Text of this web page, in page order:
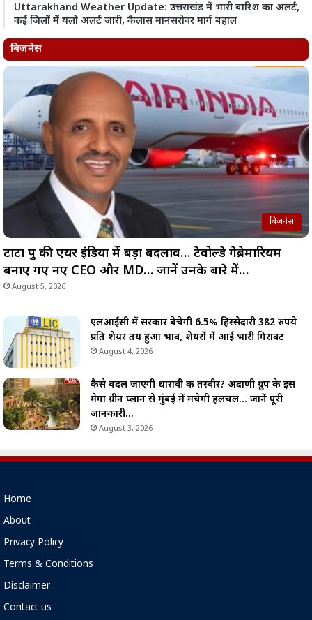
Uttarakhand Weather Update: उत्तराखंड में भारी बारिश का अलर्ट,
कई जिलों में यलो अलर्ट जारी, कैलास मानसरोवर मार्ग बहाल
बिज़नेस
बिज़नेस
टाटा ग्रुप की एयर इंडिया में बड़ा बदलाव… टेवोल्डे गेब्रेमारियम
बनाए गए नए CEO और MD… जानें उनके बारे में…
August 5, 2026
एलआईसी में सरकार बेचेगी 6.5% हिस्सेदारी 382 रुपये
प्रति शेयर तय हुआ भाव, शेयरों में आई भारी गिरावट
August 4, 2026
कैसे बदल जाएगी धारावी की तस्वीर? अदाणी ग्रुप के इस
मेगा ग्रीन प्लान से मुंबई में मचेगी हलचल… जानें पूरी
जानकारी…
August 3, 2026
Home
About
Privacy Policy
Terms & Conditions
Disclaimer
Contact us